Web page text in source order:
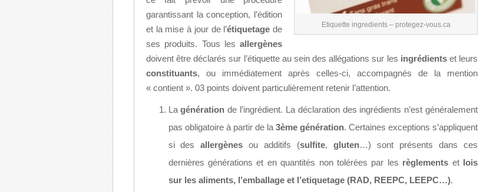
Etiquette ingredients – protegez-vous.ca
garantissant la conception, l’édition
et la mise à jour de l’étiquetage de
ses produits. Tous les allergènes
doivent être déclarés sur l’étiquette au sein des allégations sur les ingrédientset leurs
constituants, ou immédiatement après celles-ci, accompagnés de la mention
« contient ». 03 points doivent particulièrement retenir l’attention.
Lagénération de l’ingrédient. La déclaration des ingrédients n’est généralement
pas obligatoire à partir de la 3ème génération. Certaines exceptions s’appliquent
si desallergènes ou additifs (sulfite,gluten…) sont présents dans ces
dernières générations et en quantités non tolérées par les règlements et lois
sur les aliments, l’emballage et l’etiquetage (RAD, REEPC, LEEPC…).